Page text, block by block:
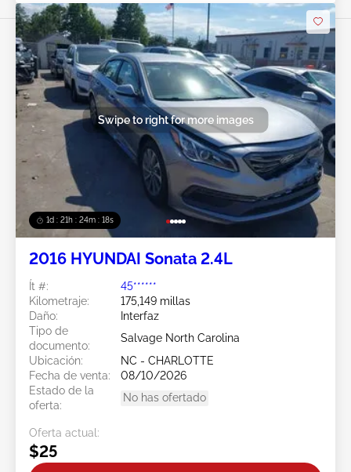
1d : 21h : 24m : 15s
Swipe to right for more images
2016 HYUNDAI Sonata 2.4L
Ít #:
45******
Kilometraje:
175,149 millas
Daño:
Interfaz
Tipo de
documento:
Salvage North Carolina
Ubicación:
NC - CHARLOTTE
Fecha de venta:
08/10/2026
Estado de la
oferta:
No has ofertado
Oferta actual:
$25